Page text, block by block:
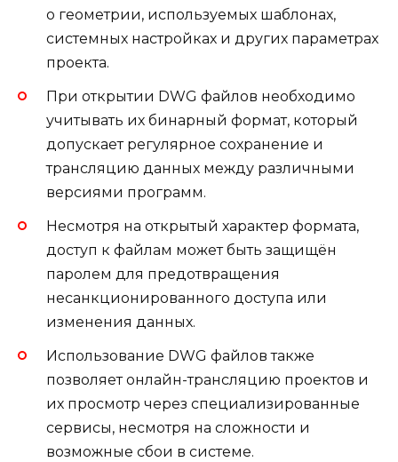
о геометрии, используемых шаблонах,
системных настройках и других параметрах
проекта.
При открытии DWG файлов необходимо
учитывать их бинарный формат, который
допускает регулярное сохранение и
трансляцию данных между различными
версиями программ.
Несмотря на открытый характер формата,
доступ к файлам может быть защищён
паролем для предотвращения
несанкционированного доступа или
изменения данных.
Использование DWG файлов также
позволяет онлайн-трансляцию проектов и
их просмотр через специализированные
сервисы, несмотря на сложности и
возможные сбои в системе.